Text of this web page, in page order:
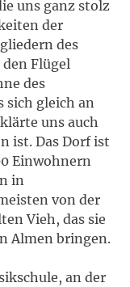
uns ganz stolz
der
des
Flügel
des
sich gleich an
uns auch
ist. Das Dorf ist
Einwohnern
in
von der
Vieh, das sie
Almen bringen.
an der